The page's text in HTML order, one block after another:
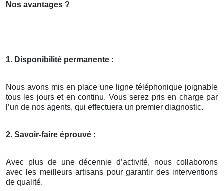
Nos avantages ?
1. Disponibilité permanente :
Nous avons mis en place une ligne téléphonique joignable
tous les jours et en continu. Vous serez pris en charge par
l’un de nos agents, qui effectuera un premier diagnostic.
2. Savoir-faire éprouvé :
Avec plus de une décennie d’activité, nous collaborons
avec les meilleurs artisans pour garantir des interventions
de qualité.